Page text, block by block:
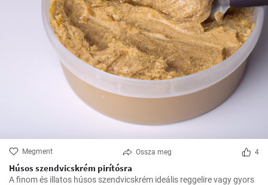
Megment Ossza meg 4
Húsos szendvicskrém pirítósra
A finom és illatos húsos szendvicskrém ideális reggelire vagy gyors